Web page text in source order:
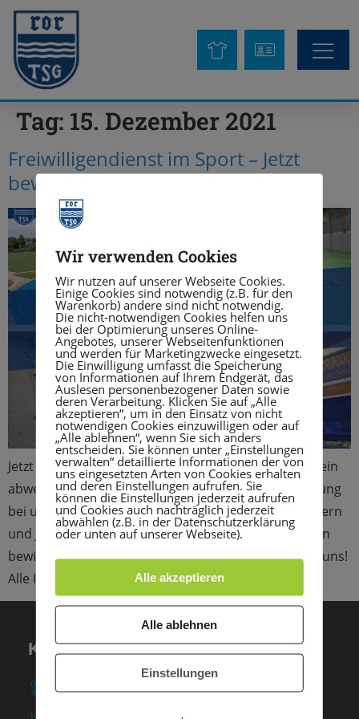
Tag: 15. Dezember 2021
Freiwilligendienst im Sport – Jetzt
bewerben!
Jetzt schon an die Zukunft denken! Du hast Lust auf ein
abwechslungsreiches Jahr mit viel Sport und Bewegung
bei uns im Verein und kannst dir vorstellen mit Kindern
und Jugendlichen im Bereich Sport zu arbeiten? Dann
bewirb dich jetzt für ein Freiwilliges Soziales Jahr bei uns!
Alle Infos findest du hier
KONTAKT
TSG Heidelberg-Rohrbach e. V.
Wir verwenden Cookies
Wir nutzen auf unserer Webseite Cookies.
Einige Cookies sind notwendig (z.B. für den
Warenkorb) andere sind nicht notwendig.
Die nicht-notwendigen Cookies helfen uns
bei der Optimierung unseres Online-
Angebotes, unserer Webseitenfunktionen
und werden für Marketingzwecke eingesetzt.
Die Einwilligung umfasst die Speicherung
von Informationen auf Ihrem Endgerät, das
Auslesen personenbezogener Daten sowie
deren Verarbeitung. Klicken Sie auf „Alle
akzeptieren“, um in den Einsatz von nicht
notwendigen Cookies einzuwilligen oder auf
„Alle ablehnen“, wenn Sie sich anders
entscheiden. Sie können unter „Einstellungen
verwalten“ detaillierte Informationen der von
uns eingesetzten Arten von Cookies erhalten
und deren Einstellungen aufrufen. Sie
können die Einstellungen jederzeit aufrufen
und Cookies auch nachträglich jederzeit
abwählen (z.B. in der Datenschutzerklärung
oder unten auf unserer Webseite).
Alle akzeptieren
Alle ablehnen
Einstellungen